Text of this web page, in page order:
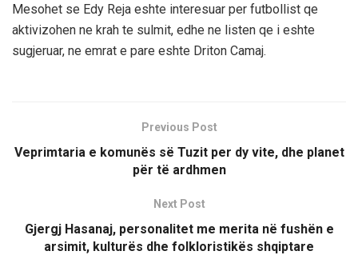
Mesohet se Edy Reja eshte interesuar per futbollist qe
aktivizohen ne krah te sulmit, edhe ne listen qe i eshte
sugjeruar, ne emrat e pare eshte Driton Camaj.
Previous Post
Veprimtaria e komunës së Tuzit per dy vite, dhe planet
për të ardhmen
Next Post
Gjergj Hasanaj, personalitet me merita në fushën e
arsimit, kulturës dhe folkloristikës shqiptare